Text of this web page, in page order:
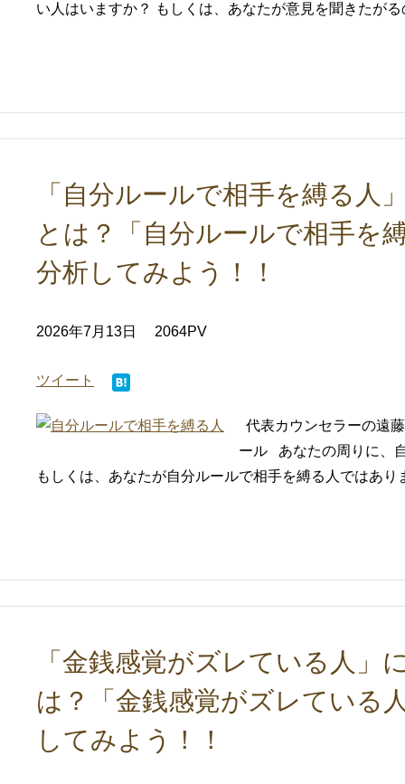
い人はいますか？ もしくは、あなたが意見を聞きたが
「自分ルールで相手を縛る人
とは？「自分ルールで相手を
分析してみよう！！
2026年7月13日 2064PV
ツイート
代表カウンセラーの遠
ール あなたの周りに、
もしくは、あなたが自分ルールで相手を縛る人ではあ
「金銭感覚がズレている人」
は？「金銭感覚がズレている
してみよう！！